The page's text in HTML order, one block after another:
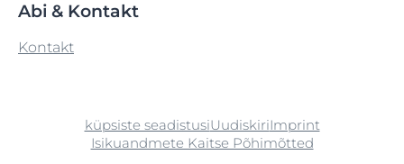
Abi & Kontakt
Kontakt
küpsiste seadistusiUudiskiriImprint
Isikuandmete Kaitse Põhimõtted